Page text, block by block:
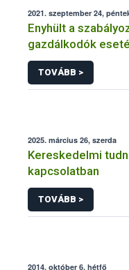
2021. szeptember 24,
Enyhült a
gazdálkodók
TOVÁBB >
2025. március 26, szerda
Kereskedelmi
kapcsolatban
TOVÁBB >
2014. október 6, hétfő